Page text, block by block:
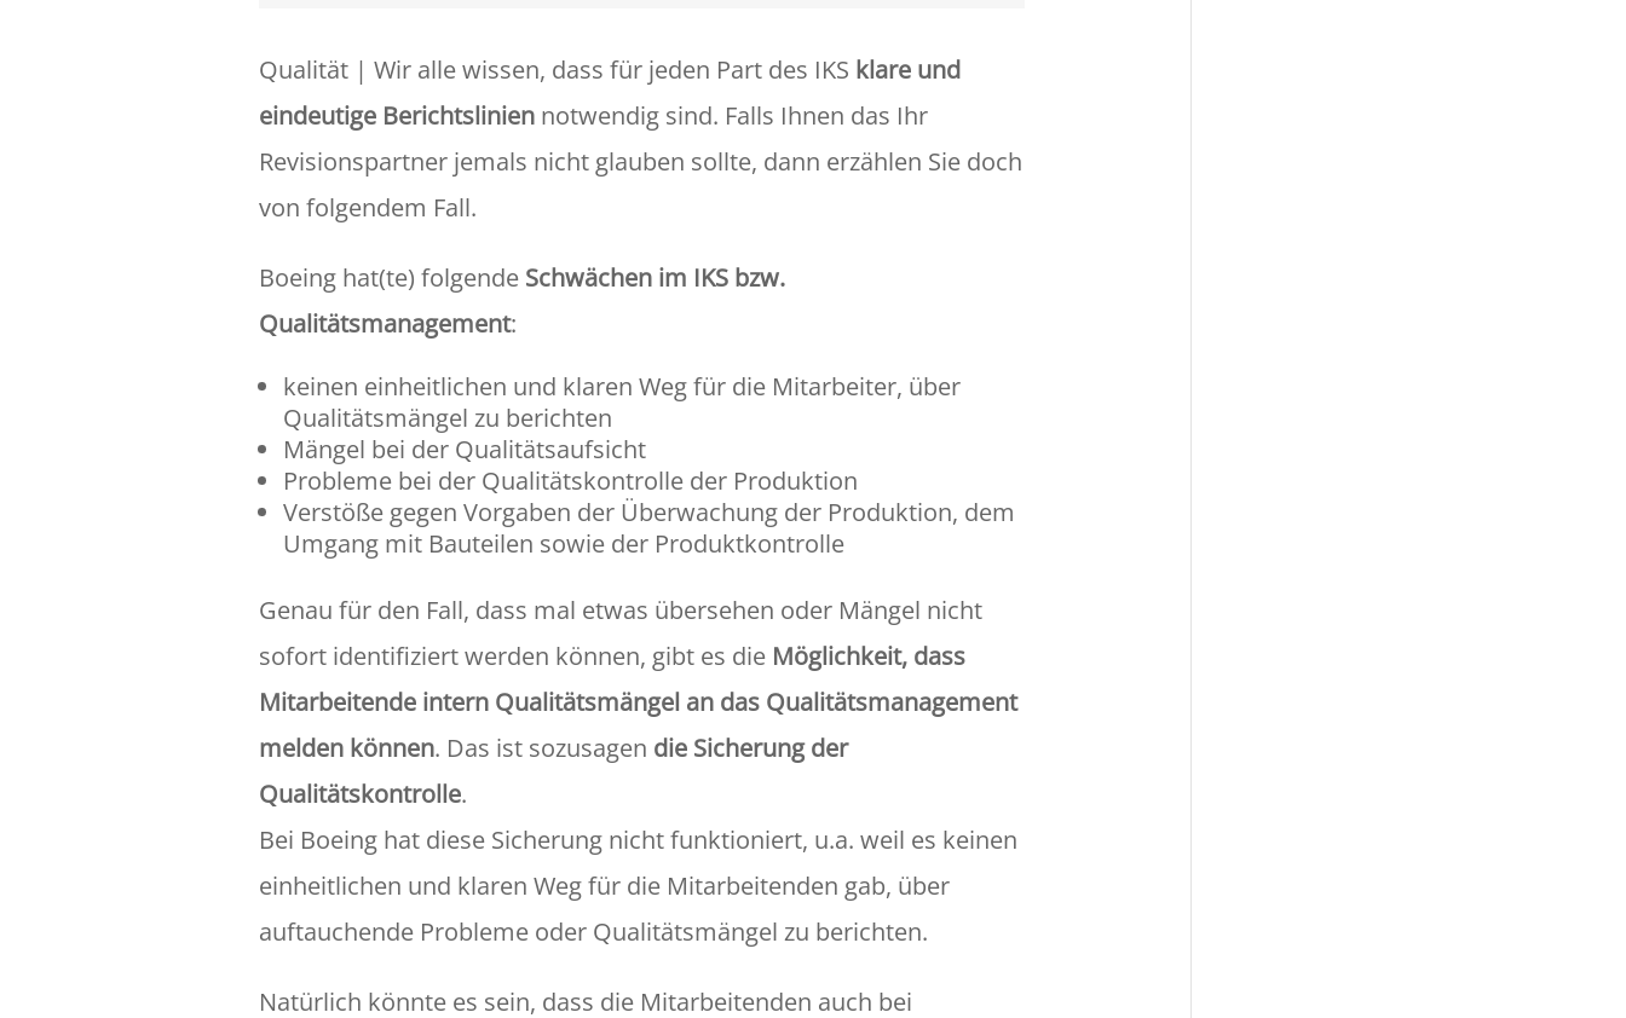
Qualität | Wir alle wissen, dass für jeden Part des IKS klare und
eindeutige Berichtsliniennotwendig sind. Falls Ihnen das Ihr
Revisionspartner jemals nicht glauben sollte, dann erzählen Sie doch
von folgendem Fall.
Boeing hat(te) folgende Schwächen im IKS bzw.
Qualitätsmanagement:
keinen einheitlichen und klaren Weg für die Mitarbeiter, über
Qualitätsmängel zu berichten
Mängel bei der Qualitätsaufsicht
Probleme bei der Qualitätskontrolle der Produktion
Verstöße gegen Vorgaben der Überwachung der Produktion, dem
Umgang mit Bauteilen sowie der Produktkontrolle
Genau für den Fall, dass mal etwas übersehen oder Mängel nicht
sofort identifiziert werden können, gibt es die Möglichkeit, dass
Mitarbeitende intern Qualitätsmängel an das Qualitätsmanagement
melden können. Das ist sozusagen die Sicherung der
Qualitätskontrolle.
Bei Boeing hat diese Sicherung nicht funktioniert, u.a. weil es keinen
einheitlichen und klaren Weg für die Mitarbeitenden gab, über
auftauchende Probleme oder Qualitätsmängel zu berichten.
Natürlich könnte es sein, dass die Mitarbeitenden auch bei